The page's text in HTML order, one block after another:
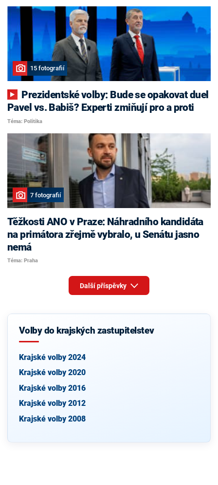
15 fotografií
Pavel vs. Babiš? Experti zmiňují pro a proti
Téma: Politika
7 fotografií
Těžkosti ANO v Praze: Náhradního kandidáta
na primátora zřejmě vybralo, u Senátu jasno
nemá
Téma: Praha
Další příspěvky
Volby do krajských zastupitelstev
Krajské volby 2024
Krajské volby 2020
Krajské volby 2016
Krajské volby 2012
Krajské volby 2008